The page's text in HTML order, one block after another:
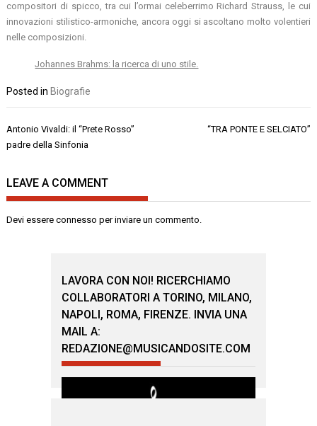
compositori di spicco, tra cui l’ormai celeberrimo Richard Strauss, le cui
innovazioni stilistico-armoniche, ancora oggi si ascoltano molto volentieri
nelle composizioni.
Johannes Brahms: la ricerca di uno stile.
Posted in Biografie
Navigazione
articoli
Antonio Vivaldi: il “Prete Rosso”
padre della Sinfonia
“TRA PONTE E SELCIATO”
LEAVE A COMMENT
Devi essereconnesso per inviare un commento.
LAVORA CON NOI! RICERCHIAMO
COLLABORATORI A TORINO, MILANO,
NAPOLI, ROMA, FIRENZE. INVIA UNA
MAIL A:
REDAZIONE@MUSICANDOSITE.COM